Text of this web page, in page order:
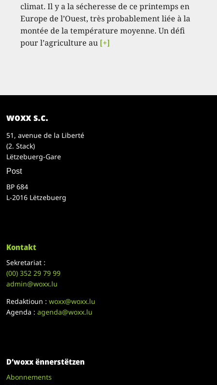
climat. Il y a la sécheresse de ce printemps en
Europe de l’Ouest, très probablement liée à la
montée de la température moyenne. Un défi
pour l’agriculture au [+]
woxx s.c.
51, avenue de la Liberté
(2. Stack)
Lëtzebuerg-Gare
Post
BP 684
L-2016 Lëtzebuerg
Kontakt
Sekretariat :
(00)352 29 79 99
admin@woxx.lu
Redaktioun :woxx@woxx.lu
Agenda :agenda@woxx.lu
D’woxx ënnerstëtzen
Abonnements